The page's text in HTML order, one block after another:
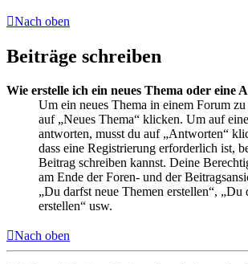
Nach oben
Beiträge schreiben
Wie erstelle ich ein neues Thema oder eine
Um ein neues Thema in einem Forum
auf „Neues Thema“ klicken. Um auf
antworten, musst du auf „Antworten“
dass eine Registrierung erforderlich ist,
Beitrag schreiben kannst. Deine
am Ende der Foren- und der
„Du darfst neue Themen erstellen“, „Du
erstellen“ usw.
Nach oben